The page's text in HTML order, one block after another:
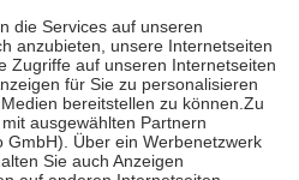
jedoch nie mehr als die tatsächlichen
auch für Online-Apotheken.
Krankenpflege beträgt die
sowie zehn Euro je
für ihre eigene Gesundheit zu